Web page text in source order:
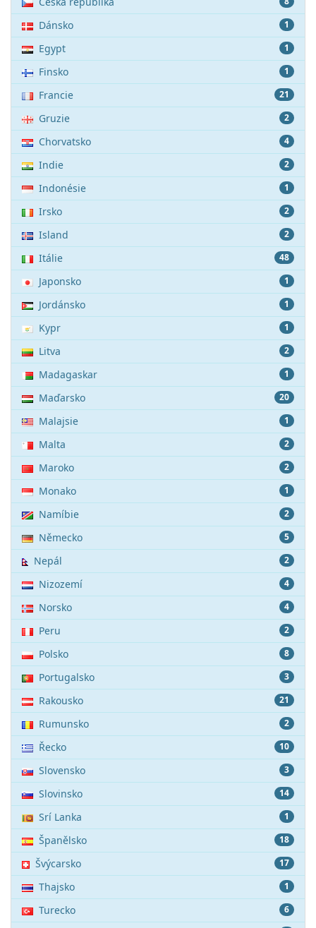
1
Dánsko
1
Egypt
1
Finsko
21
Francie
2
Gruzie
4
Chorvatsko
2
Indie
1
Indonésie
2
Irsko
2
Island
48
Itálie
1
Japonsko
1
Jordánsko
1
Kypr
2
Litva
1
Madagaskar
20
Maďarsko
1
Malajsie
2
Malta
2
Maroko
1
Monako
2
Namíbie
5
Německo
2
Nepál
4
Nizozemí
4
Norsko
2
Peru
8
Polsko
3
Portugalsko
21
Rakousko
2
Rumunsko
10
Řecko
3
Slovensko
14
Slovinsko
1
Srí Lanka
18
Španělsko
17
Švýcarsko
1
Thajsko
6
Turecko